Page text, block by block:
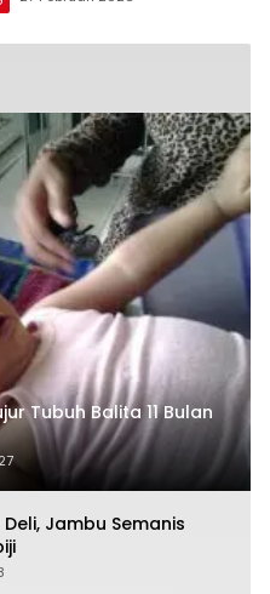
Tubuh Balita 11 Bulan
Jambu Semanis